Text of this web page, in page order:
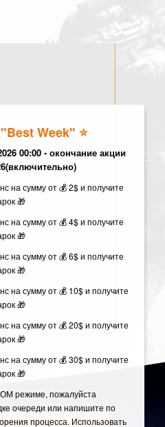
Week" ⭐️
00:00 - окончание акции
на сумму от 💰 2$ и получите
🎁
на сумму от 💰 4$ и получите
🎁
на сумму от 💰 6$ и получите
🎁
на сумму от 💰 10$ и получите
🎁
на сумму от 💰 20$ и получите
🎁
на сумму от 💰 30$ и получите
🎁
режиме, пожалуйста
очереди или напишите по
процесса. Использовать